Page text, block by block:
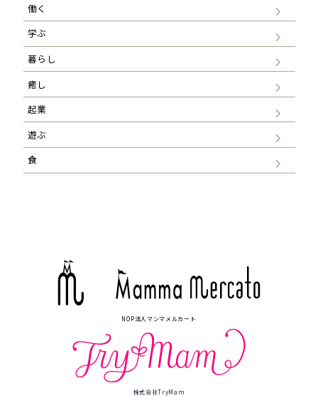
働く
学ぶ
暮らし
癒し
起業
遊ぶ
食
NOP法人マンマメルカート
株式会社TryMam